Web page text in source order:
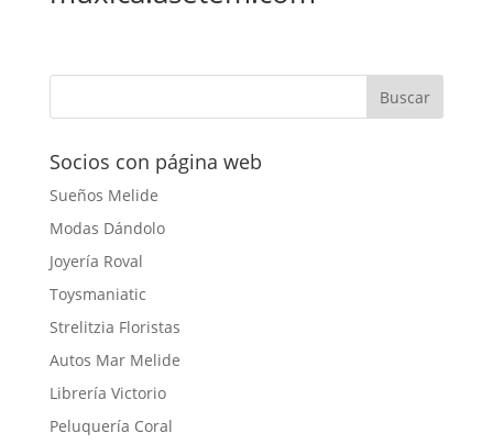
Socios con página web
Sueños Melide
Modas Dándolo
Joyería Roval
Toysmaniatic
Strelitzia Floristas
Autos Mar Melide
Librería Victorio
Peluquería Coral